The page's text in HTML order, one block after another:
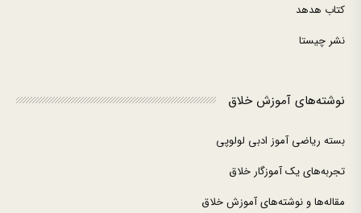
کتاب هدهد
نشر چیستا
نوشته‌های آموزش خلاق
بسته ریاضی آموز ادبی لولوپی
تجربه‌های یک آموزگار خلاق
مقاله‌ها و نوشته‌های آموزش خلاق